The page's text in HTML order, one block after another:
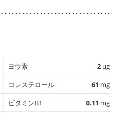
ヨウ素 2 µg
コレステロール
61 mg
ビタミンB1
0.11 mg